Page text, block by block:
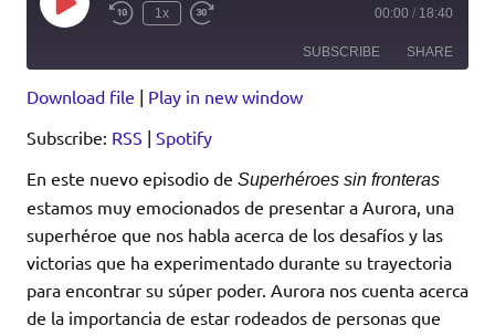
Play
Episode
1x 00:00 / 18:40
SUBSCRIBE SHARE
EMBED
Download file | Play in new window
Subscribe: RSS | Spotify
En este nuevo episodio de Superhéroes sin fronteras
estamos muy emocionados de presentar a Aurora, una
superhéroe que nos habla acerca de los desafíos y las
victorias que ha experimentado durante su trayectoria
para encontrar su súper poder. Aurora nos cuenta acerca
de la importancia de estar rodeados de personas que